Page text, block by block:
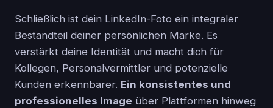
Schließlich ist dein LinkedIn-Foto ein integraler
Bestandteil deiner persönlichen Marke. Es
verstärkt deine Identität und macht dich für
Kollegen, Personalvermittler und potenzielle
Kunden erkennbarer. Ein konsistentes und
professionelles Image über Plattformen hinweg